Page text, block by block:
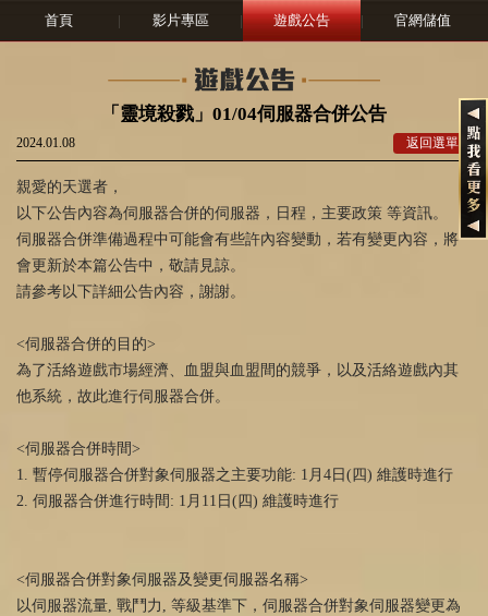
首頁 | 影片專區 | 遊戲公告 | 官網儲值
「靈境殺戮」01/04伺服器合併公告
2024.01.08 返回選單
親愛的天選者，
以下公告內容為伺服器合併的伺服器，日程，主要政策 等資訊。
伺服器合併準備過程中可能會有些許內容變動，若有變更內容，將
會更新於本篇公告中，敬請見諒。
請參考以下詳細公告內容，謝謝。
<伺服器合併的目的>
為了活絡遊戲市場經濟、血盟與血盟間的競爭，以及活絡遊戲內其
他系統，故此進行伺服器合併。
<伺服器合併時間>
1. 暫停伺服器合併對象伺服器之主要功能: 1月4日(四) 維護時進行
2. 伺服器合併進行時間: 1月11日(四) 維護時進行
<伺服器合併對象伺服器及變更伺服器名稱>
以伺服器流量, 戰鬥力, 等級基準下，伺服器合併對象伺服器變更為